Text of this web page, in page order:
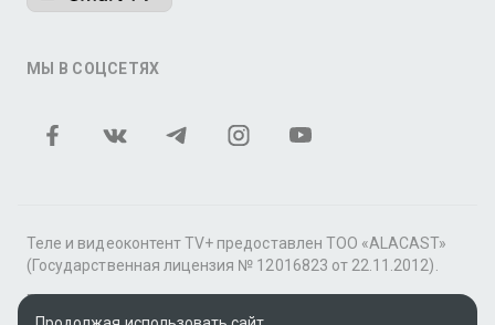
МЫ В СОЦСЕТЯХ
Теле и видеоконтент TV+ предоставлен ТОО «ALACAST»
(Государственная лицензия № 12016823 от 22.11.2012).
В рамках услуги «Видео по подписке» для «Пакета